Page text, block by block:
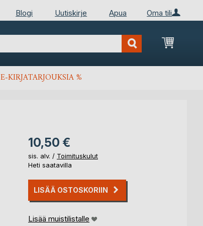
Oma tili
Blogi Uutiskirje Apua
E-KIRJATARJOUKSIA %
10,50 €
sis. alv. / Toimituskulut
Heti saatavilla
LISÄÄ OSTOSKORIIN
Lisää muistilistalle